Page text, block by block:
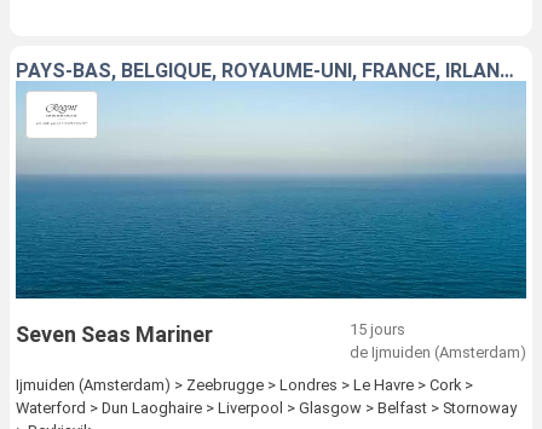
PAYS-BAS, BELGIQUE, ROYAUME-UNI, FRANCE, IRLANDE, ISLANDE
Seven Seas Mariner
15 jours
de Ijmuiden (Amsterdam)
Ijmuiden (Amsterdam) > Zeebrugge > Londres > Le Havre > Cork >
Waterford > Dun Laoghaire > Liverpool > Glasgow > Belfast > Stornoway